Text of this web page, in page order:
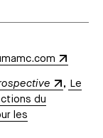
, Le
du
les